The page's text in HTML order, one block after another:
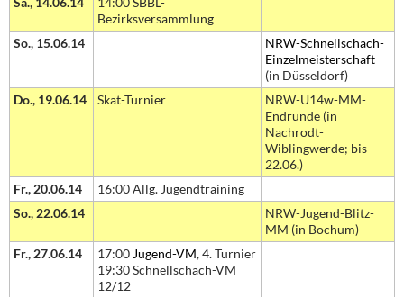
Bezirksversammlung
So., 15.06.14
NRW-Schnellschach-
Einzelmeisterschaft
(in Düsseldorf)
Do., 19.06.14
Skat-Turnier
NRW-U14w-MM-
Endrunde (in
Nachrodt-
Wiblingwerde; bis
22.06.)
Fr., 20.06.14
16:00 Allg. Jugendtraining
So., 22.06.14
NRW-Jugend-Blitz-
MM (in Bochum)
Fr., 27.06.14
17:00 Jugend-VM, 4. Turnier
19:30 Schnellschach-VM
12/12